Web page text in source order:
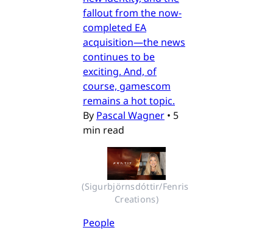
fallout from the now-
completed EA
acquisition—the news
continues to be
exciting. And, of
course, gamescom
remains a hot topic.
By Pascal Wagner • 5
min read
(Sigurbjörnsdóttir/Fenris
Creations)
People